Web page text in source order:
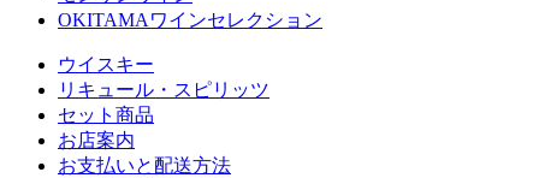
OKITAMAワインセレクション
ウイスキー
リキュール・スピリッツ
セット商品
お店案内
お支払いと配送方法